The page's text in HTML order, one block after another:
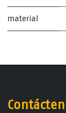
material